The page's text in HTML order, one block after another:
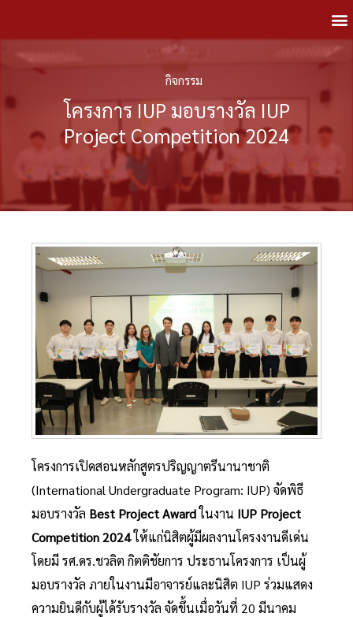
กิจกรรม
โครงการ IUP มอบรางวัล IUP
Project Competition 2024
โครงการเปิดสอนหลักสูตรปริญญาตรีนานาชาติ
(International Undergraduate Program: IUP) จัดพิธี
มอบรางวัล Best Project Awardในงาน IUP Project
Competition 2024ให้แก่นิสิตผู้มีผลงานโครงงานดีเด่น
โดยมี รศ.ดร.ชวลิต กิตติชัยการ ประธานโครงการ เป็นผู้
มอบรางวัล ภายในงานมีอาจารย์และนิสิต IUP ร่วมแสดง
ความยินดีกับผู้ได้รับรางวัล จัดขึ้นเมื่อวันที่ 20 มีนาคม